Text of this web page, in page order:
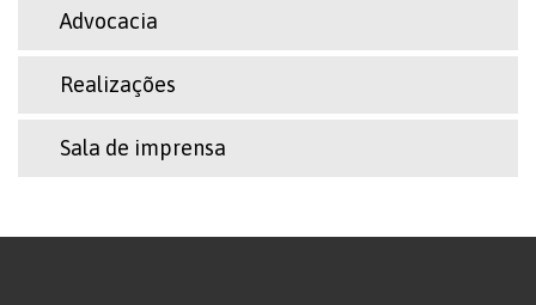
Advocacia
Realizações
Sala de imprensa